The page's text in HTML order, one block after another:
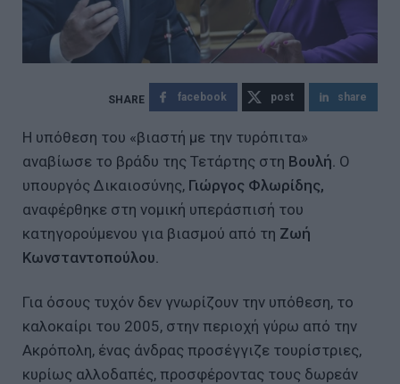
facebook post share
Η υπόθεση του «βιαστή με την τυρόπιτα»
αναβίωσε το βράδυ της Τετάρτης στη Βουλή. O
υπουργός Δικαιοσύνης, Γιώργος Φλωρίδης,
αναφέρθηκε στη νομική υπεράσπισή του
κατηγορούμενου για βιασμού από τη Ζωή
Κωνσταντοπούλου.
Για όσους τυχόν δεν γνωρίζουν την υπόθεση, το
καλοκαίρι του 2005, στην περιοχή γύρω από την
Ακρόπολη, ένας άνδρας προσέγγιζε τουρίστριες,
κυρίως αλλοδαπές, προσφέροντας τους δωρεάν